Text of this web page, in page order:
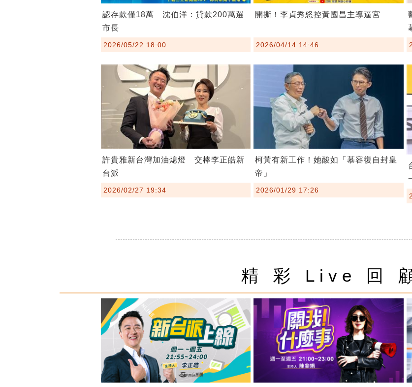
認存款僅18萬 沈伯洋：貸款200萬選
市長
2026/05/22 18:00
開撕！李貞秀怒控黃國昌主導逼宮
2026/04/14 14:46
許貴雅新台灣加油熄燈 交棒李正皓新
台派
2026/02/27 19:34
柯黃有新工作！她酸如「慕容復自封皇
帝」
2026/01/29 17:26
精 彩 Live 回